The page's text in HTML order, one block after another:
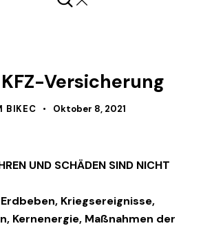
Versicherung
BIKEC Oktober 8, 2021
UND SCHÄDEN SIND NICHT
Kriegsereignisse,
Kernenergie, Maßnahmen der